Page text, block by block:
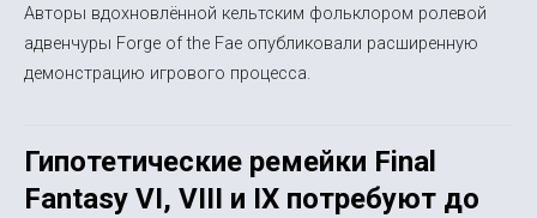
Авторы вдохновлённой кельтским фольклором ролевой
адвенчуры Forge of the Fae опубликовали расширенную
демонстрацию игрового процесса.
Гипотетические ремейки Final
Fantasy VI, VIII и IX потребуют до